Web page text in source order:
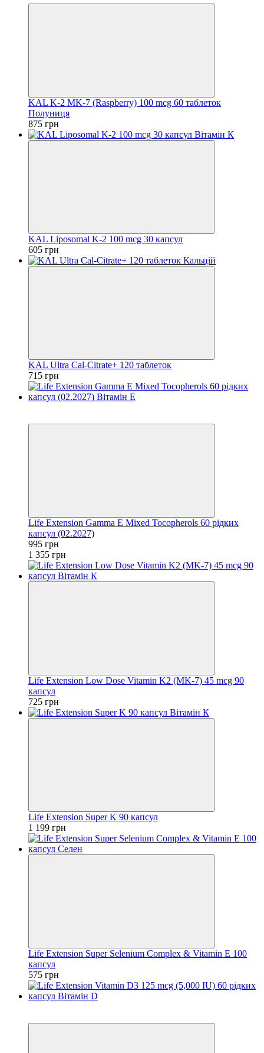
KAL K-2 MK-7 (Raspberry) 100 mcg 60 таблеток
Полуниця
875 грн
KAL Liposomal K-2 100 mcg 30 капсул
605 грн
KAL Ultra Cal-Citrate+ 120 таблеток
715 грн
Life Extension Gamma E Mixed Tocopherols 60 рідких
капсул (02.2027)
995 грн
1 355 грн
Life Extension Low Dose Vitamin K2 (MK-7) 45 mcg 90
капсул
725 грн
Life Extension Super K 90 капсул
1 199 грн
Life Extension Super Selenium Complex & Vitamin E 100
капсул
575 грн